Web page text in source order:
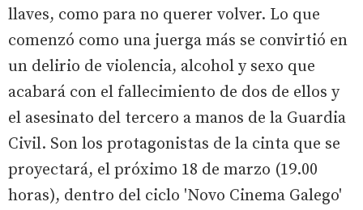
llaves, como para no querer volver. Lo que
comenzó como una juerga más se convirtió en
un delirio de violencia, alcohol y sexo que
acabará con el fallecimiento de dos de ellos y
el asesinato del tercero a manos de la Guardia
Civil. Son los protagonistas de la cinta que se
proyectará, el próximo 18 de marzo (19.00
horas), dentro del ciclo 'Novo Cinema Galego'